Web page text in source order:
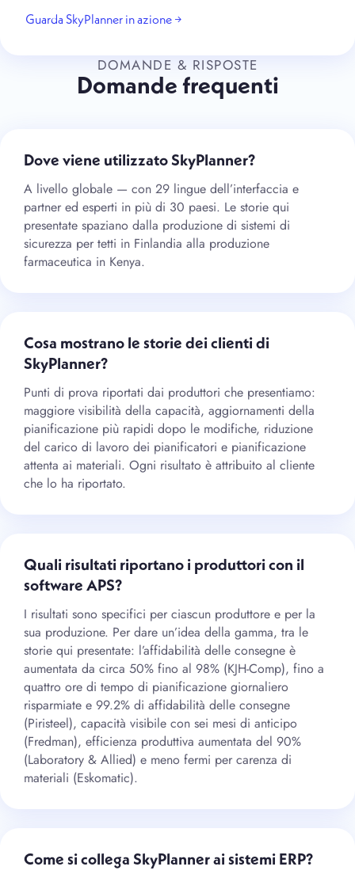
Guarda SkyPlanner in azione →
DOMANDE & RISPOSTE
Domande frequenti
Dove viene utilizzato SkyPlanner?
A livello globale — con 29 lingue dell’interfaccia e
partner ed esperti in più di 30 paesi. Le storie qui
presentate spaziano dalla produzione di sistemi di
sicurezza per tetti in Finlandia alla produzione
farmaceutica in Kenya.
Cosa mostrano le storie dei clienti di
SkyPlanner?
Punti di prova riportati dai produttori che presentiamo:
maggiore visibilità della capacità, aggiornamenti della
pianificazione più rapidi dopo le modifiche, riduzione
del carico di lavoro dei pianificatori e pianificazione
attenta ai materiali. Ogni risultato è attribuito al cliente
che lo ha riportato.
Quali risultati riportano i produttori con il
software APS?
I risultati sono specifici per ciascun produttore e per la
sua produzione. Per dare un’idea della gamma, tra le
storie qui presentate: l’affidabilità delle consegne è
aumentata da circa 50% fino al 98% (KJH-Comp), fino a
quattro ore di tempo di pianificazione giornaliero
risparmiate e 99.2% di affidabilità delle consegne
(Piristeel), capacità visibile con sei mesi di anticipo
(Fredman), efficienza produttiva aumentata del 90%
(Laboratory & Allied) e meno fermi per carenza di
materiali (Eskomatic).
Come si collega SkyPlanner ai sistemi ERP?